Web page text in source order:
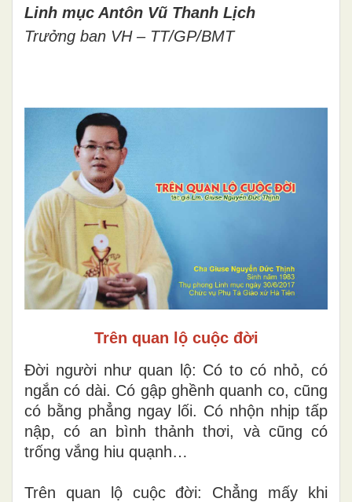
Linh mục Antôn Vũ Thanh Lịch
Trưởng ban VH – TT/GP/BMT
Trên quan lộ cuộc đời
Đời người như quan lộ: Có to có nhỏ, có
ngắn có dài. Có gập ghềnh quanh co, cũng
có bằng phẳng ngay lối. Có nhộn nhịp tấp
nập, có an bình thảnh thơi, và cũng có
trống vắng hiu quạnh…
Trên quan lộ cuộc đời: Chẳng mấy khi